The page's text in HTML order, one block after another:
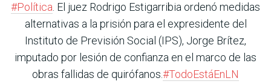
#Política. El juez Rodrigo Estigarribia ordenó medidas
alternativas a la prisión para el expresidente del
Instituto de Previsión Social (IPS), Jorge Brítez,
imputado por lesión de confianza en el marco de las
obras fallidas de quirófanos.#TodoEstáEnLN